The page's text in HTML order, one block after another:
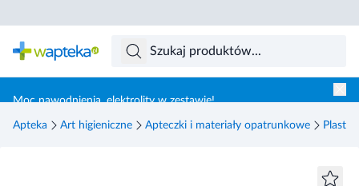
Moc nawodnienia, elektrolity w zestawie!
Apteka Art higieniczne Apteczki i materiały opatrunkowe